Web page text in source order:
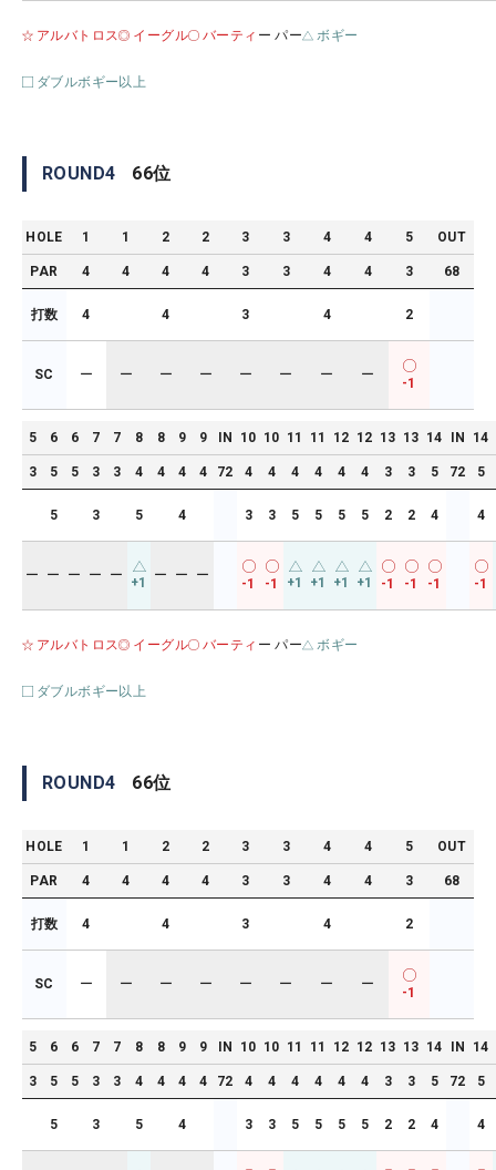
アルバトロス イーグル バーティ ー パー ボギー
ダブルボギー以上
ROUND4 66位
HOLE 1 1 2 2 3 3 4 4 5 OUT
PAR 4 4 4 4 3 3 4 4 3 68
打数 4 4 3 4 2
SC ー ー ー ー ー ー ー ー
-1
5 6 6 7 7 8 8 9 9 IN 10 10 11 11 12 12 13 13 14 IN 14
3 5 5 3 3 4 4 4 4 72 4 4 4 4 4 4 3 3 5 72 5
5 3 5 4 3 3 5 5 5 5 2 2 4 4
ー ー ー ー ー +1 ー ー ー
-1 -1 +1 +1 +1 +1 -1 -1 -1 -1
アルバトロス イーグル バーティ ー パー ボギー
ダブルボギー以上
ROUND4 66位
HOLE 1 1 2 2 3 3 4 4 5 OUT
PAR 4 4 4 4 3 3 4 4 3 68
打数 4 4 3 4 2
SC ー ー ー ー ー ー ー ー
-1
5 6 6 7 7 8 8 9 9 IN 10 10 11 11 12 12 13 13 14 IN 14
3 5 5 3 3 4 4 4 4 72 4 4 4 4 4 4 3 3 5 72 5
5 3 5 4 3 3 5 5 5 5 2 2 4 4